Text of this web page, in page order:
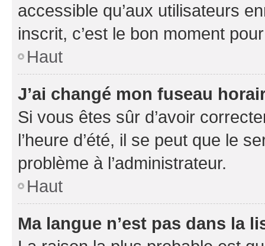
accessible qu’aux utilisateurs
inscrit, c’est le bon moment
Haut
J’ai changé mon fuseau
Si vous êtes sûr d’avoir
l’heure d’été, il se peut que le
problème à l’administrateur.
Haut
Ma langue n’est pas dans la